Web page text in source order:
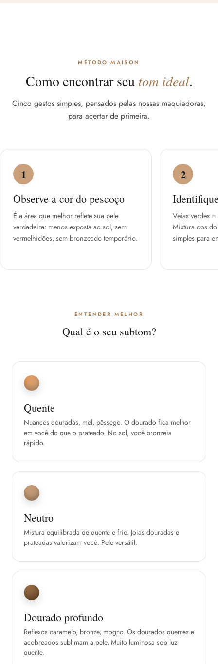
MÉTODO MAISON
Como encontrar seu tom ideal.
Cinco gestos simples, pensados pelas nossas maquiadoras,
para acertar de primeira.
1
Observe a cor do pescoço
É a área que melhor reflete sua pele
verdadeira: menos exposta ao sol, sem
vermelhidões, sem bronzeado temporário.
2
Veias verdes
Mistura dos
simples para
ENTENDER MELHOR
Qual é o seu subtom?
Quente
Nuances douradas, mel, pêssego. O dourado fica melhor
em você do que o prateado. No sol, você bronzeia
rápido.
Neutro
Mistura equilibrada de quente e frio. Joias douradas e
prateadas valorizam você. Pele versátil.
Dourado profundo
Reflexos caramelo, bronze, mogno. Os dourados quentes e
acobreados sublimam a pele. Muito luminosa sob luz
quente.